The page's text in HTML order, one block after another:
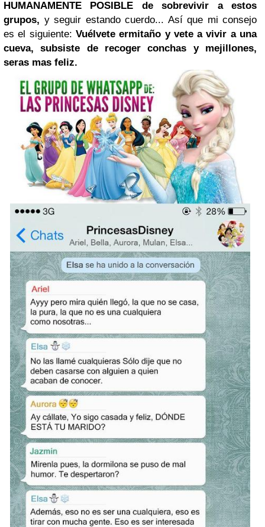
HUMANAMENTE POSIBLE de sobrevivir a estos
grupos, y seguir estando cuerdo... Así que mi consejo
es el siguiente: Vuélvete ermitaño y vete a vivir a una
cueva, subsiste de recoger conchas y mejillones,
seras mas feliz.